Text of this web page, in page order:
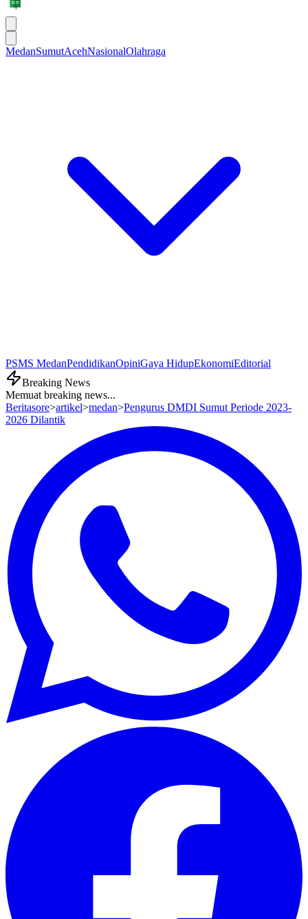
MedanSumutAcehNasionalOlahraga
PSMS MedanPendidikanOpiniGaya HidupEkonomiEditorial
Breaking News
Memuat breaking news...
Beritasore>artikel>medan>Pengurus DMDI Sumut Periode 2023-
2026 Dilantik